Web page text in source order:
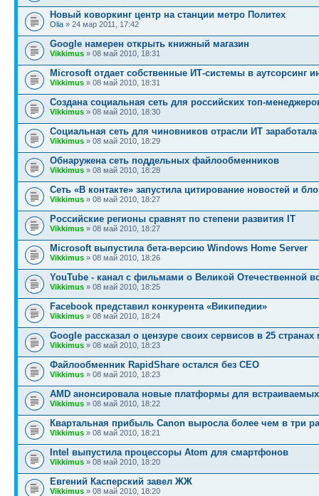
Новый коворкинг центр на станции метро Политех
Olia » 24 мар 2011, 17:42
Google намерен открыть книжный магазин
Vikkimus » 08 май 2010, 18:31
Microsoft отдает собственные ИТ-системы в аутсорсинг
Vikkimus » 08 май 2010, 18:31
Создана социальная сеть для российских топ-
Vikkimus » 08 май 2010, 18:30
Cоциальная сеть для чиновников отрасли ИТ заработала
Vikkimus » 08 май 2010, 18:29
Обнаружена сеть поддельных файлообменников
Vikkimus » 08 май 2010, 18:28
Сеть «В контакте» запустила цитирование новостей и
Vikkimus » 08 май 2010, 18:27
Российские регионы сравнят по степени развития IT
Vikkimus » 08 май 2010, 18:27
Microsoft выпустила бета-версию Windows Home Server
Vikkimus » 08 май 2010, 18:26
YouTube - канал с фильмами о Великой Отечественной
Vikkimus » 08 май 2010, 18:25
Facebook представил конкурента «Википедии»
Vikkimus » 08 май 2010, 18:24
Google рассказал о цензуре своих сервисов в 25 странах
Vikkimus » 08 май 2010, 18:23
Файлообменник RapidShare остался без СЕО
Vikkimus » 08 май 2010, 18:23
AMD анонсировала новые платформы для
Vikkimus » 08 май 2010, 18:22
Квартальная прибыль Canon выросла более чем в три
Vikkimus » 08 май 2010, 18:21
Intel выпустила процессоры Atom для смартфонов
Vikkimus » 08 май 2010, 18:20
Евгений Касперский завел ЖЖ
Vikkimus » 08 май 2010, 18:20